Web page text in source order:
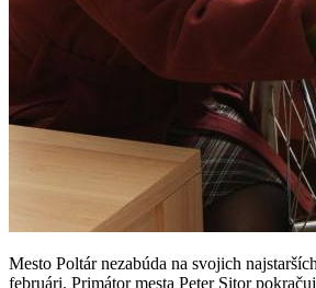
Mesto Poltár nezabúda na svojich
februári. Primátor mesta Peter Sitor